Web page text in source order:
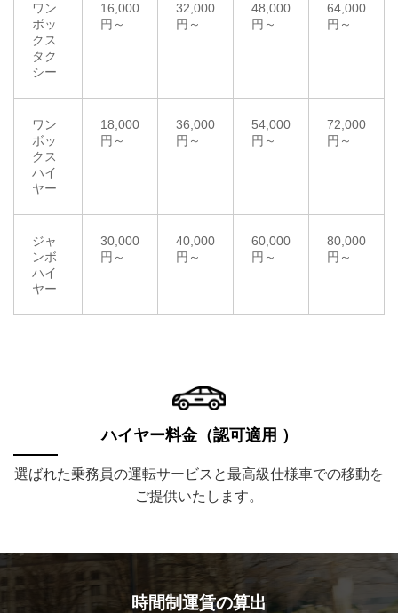
ワン
ボッ
クス
タク
シー
16,000
円～
32,000
円～
48,000
円～
64,000
円～
ワン
ボッ
クス
ハイ
ヤー
18,000
円～
36,000
円～
54,000
円～
72,000
円～
ジャ
ンボ
ハイ
ヤー
30,000
円～
40,000
円～
60,000
円～
80,000
円～
ハイヤー料金（認可適用 ）
選ばれた乗務員の運転サービスと最高級仕様車での移動を
ご提供いたします。
時間制運賃の算出